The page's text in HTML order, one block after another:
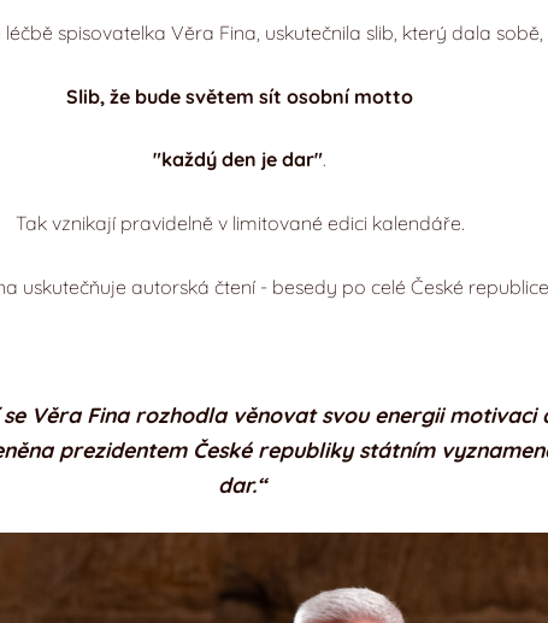
spisovatelka Věra Fina, uskutečnila slib, který dala sobě,
Slib, že bude světem sít osobní motto
"každý den je dar".
Tak vznikají pravidelně v limitované edici kalendáře.
uskutečňuje autorská čtení - besedy po celé České
Věra Fina rozhodla věnovat svou energii
prezidentem České republiky státním
dar.“